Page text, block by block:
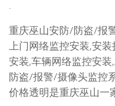
重庆巫山安防/防盗/报
上门网络监控安装,安
安装,车辆网络监控安
防盗/报警/摄像头监控
价格透明是重庆巫山一